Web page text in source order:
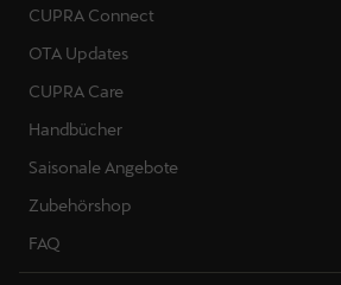
CUPRA Connect
OTA Updates
CUPRA Care
Handbücher
Saisonale Angebote
Zubehörshop
FAQ